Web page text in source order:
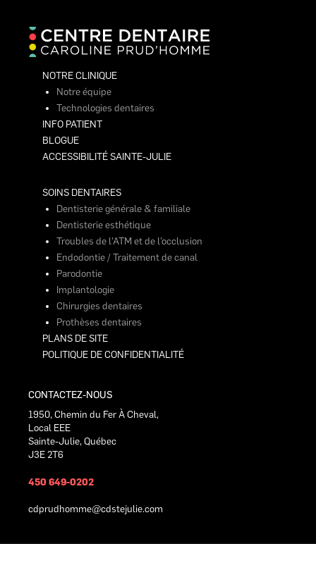
NOTRE CLINIQUE
Notre équipe
Technologies dentaires
INFO PATIENT
BLOGUE
ACCESSIBILITÉ SAINTE-JULIE
SOINS DENTAIRES
Dentisterie générale & familiale
Dentisterie esthétique
Troubles de l’ATM et de l’occlusion
Endodontie / Traitement de canal
Parodontie
Implantologie
Chirurgies dentaires
Prothèses dentaires
PLANS DE SITE
POLITIQUE DE CONFIDENTIALITÉ
CONTACTEZ-NOUS
1950, Chemin du Fer À Cheval,
Local EEE
Sainte-Julie, Québec
J3E 2T6
450 649-0202
cdprudhomme@cdstejulie.com